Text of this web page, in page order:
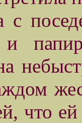
с
и
что